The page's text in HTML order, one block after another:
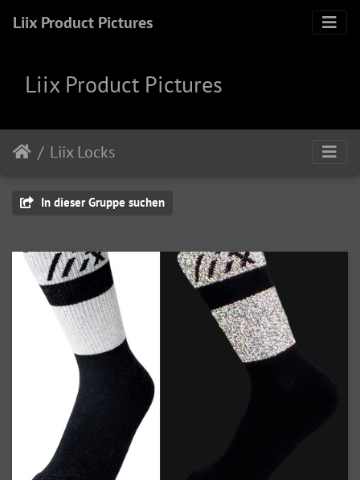
Liix Product Pictures
Liix Product Pictures
Liix Locks
In dieser Gruppe suchen